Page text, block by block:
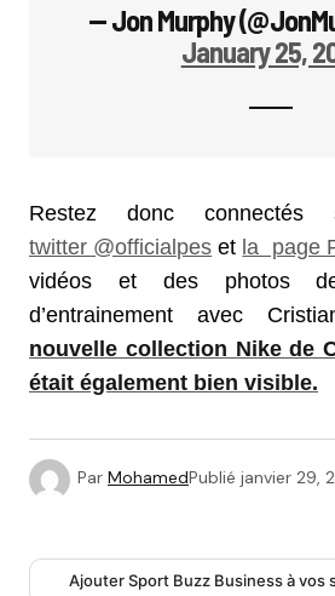
— Jon Murphy
January 25,
Restez donc
twitter @officialpes et la page
vidéos et des photos
d’entrainement avec
nouvelle collection Nike de
était également bien visible.
Par MohamedPublié janvier 29,
Ajouter Sport Buzz Business à vos